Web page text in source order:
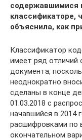
содержавшимися
классификаторе,
объяснила, как
Классификатор
имеет ряд отличий
документа,
неоднократно
сделаны в конце
01.03.2018 с
начавшийся в 2014
расшифровками по
окончательном